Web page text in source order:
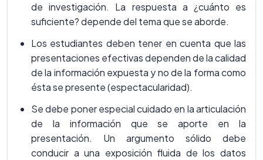
de investigación. La respuesta a ¿cuánto es
suficiente? depende del tema que se aborde.
Los estudiantes deben tener en cuenta que las
presentaciones efectivas dependen de la calidad
de la información expuesta y no de la forma como
ésta se presente (espectacularidad).
Se debe poner especial cuidado en la articulación
de la información que se aporte en la
presentación. Un argumento sólido debe
conducir a una exposición fluida de los datos